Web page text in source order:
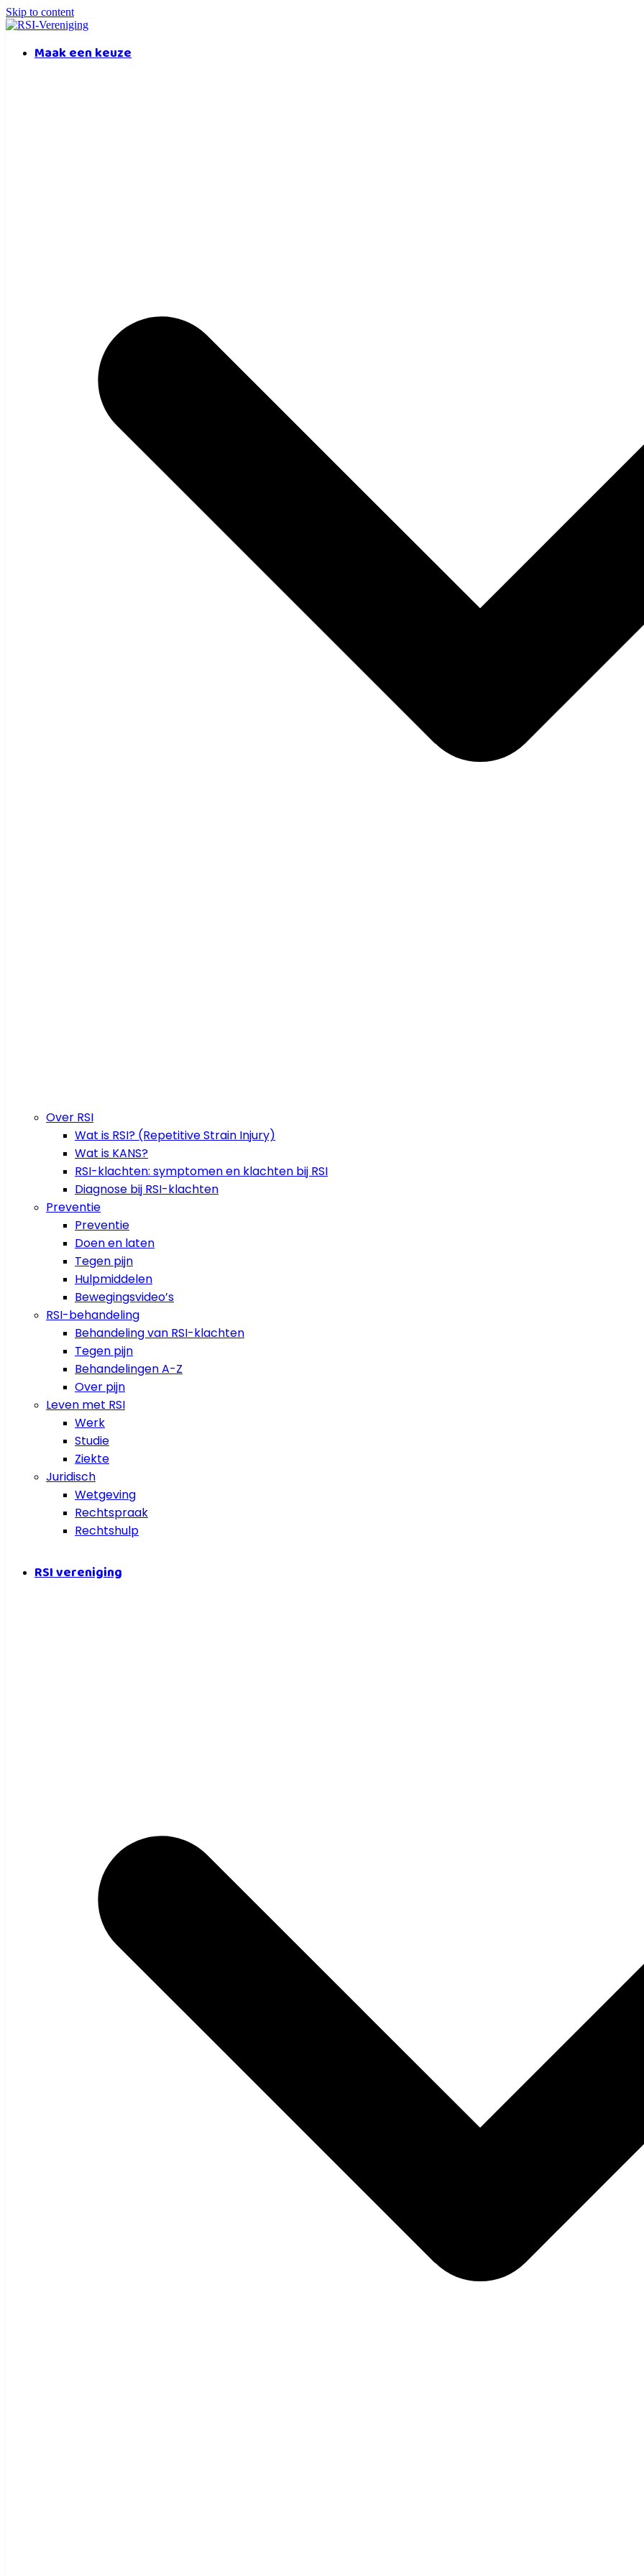
Skip to content
Maak een keuze
Over RSI
Wat is RSI? (Repetitive Strain Injury)
Wat is KANS?
RSI-klachten: symptomen en klachten bij RSI
Diagnose bij RSI-klachten
Preventie
Preventie
Doen en laten
Tegen pijn
Hulpmiddelen
Bewegingsvideo’s
RSI-behandeling
Behandeling van RSI-klachten
Tegen pijn
Behandelingen A-Z
Over pijn
Leven met RSI
Werk
Studie
Ziekte
Juridisch
Wetgeving
Rechtspraak
Rechtshulp
RSI vereniging